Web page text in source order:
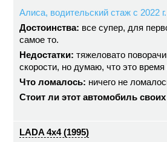
Алиса, водительский стаж с 2022 г.
Достоинства: все супер, для
самое то.
Недостатки: тяжеловато
скорости, но думаю, что это
Что ломалось: ничего не
Стоит ли этот автомобиль
LADA 4x4 (1995)